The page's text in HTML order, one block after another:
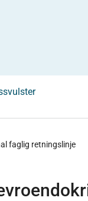
faglig retningslinje